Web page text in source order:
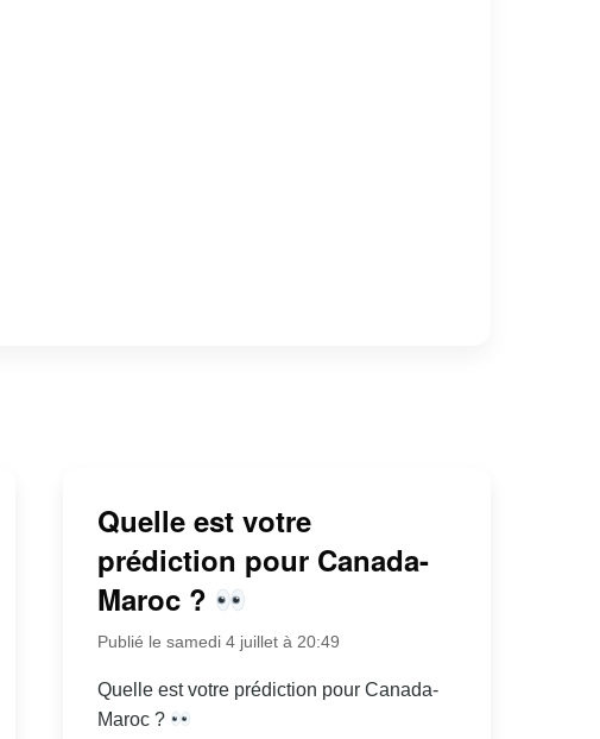
Quelle est votre
prédiction pour Canada-
Maroc ?
Publié le samedi 4 juillet à 20:49
Quelle est votre prédiction pour Canada-
Maroc ?